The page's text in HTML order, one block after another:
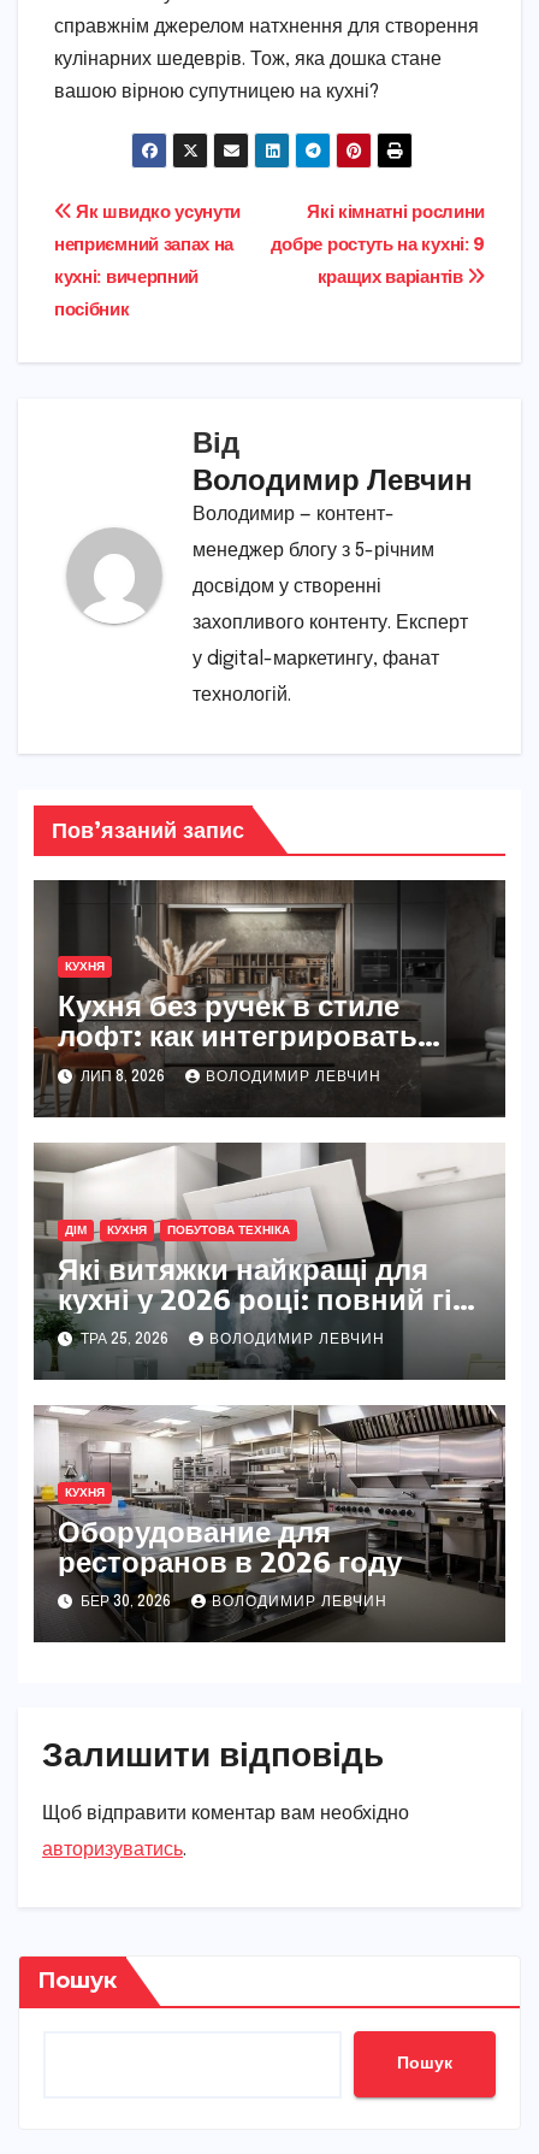
справжнім джерелом натхнення для створення
кулінарних шедеврів. Тож, яка дошка стане
вашою вірною супутницею на кухні?
Навігація
записів
Які кімнатні рослини
добре ростуть на кухні: 9
кращих варіантів
Як швидко усунути
неприємний запах на
кухні: вичерпний
посібник
Від
Володимир Левчин
Володимир — контент-
менеджер блогу з 5-річним
досвідом у створенні
захопливого контенту. Експерт
у digital-маркетингу, фанат
технологій.
Пов’язаний запис
КУХНЯ
Кухня без ручек в стиле
лофт: как интегрировать
металлические Gola-
профили и скрытые
системы открывания
ЛИП 8, 2026 ВОЛОДИМИР ЛЕВЧИН
ДІМ КУХНЯ ПОБУТОВА ТЕХНІКА
Які витяжки найкращі для
кухні у 2026 році: повний гід
вибору
ТРА 25, 2026 ВОЛОДИМИР ЛЕВЧИН
КУХНЯ
Оборудование для
ресторанов в 2026 году
БЕР 30, 2026 ВОЛОДИМИР ЛЕВЧИН
Залишити відповідь
Щоб відправити коментар вам необхідно
авторизуватись.
Пошук
Пошук